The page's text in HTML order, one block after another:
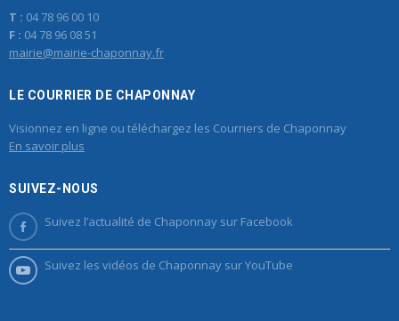
T : 04 78 96 00 10
F : 04 78 96 08 51
mairie@mairie-chaponnay.fr
LE COURRIER DE CHAPONNAY
Visionnez en ligne ou téléchargez les Courriers de Chaponnay
En savoir plus
SUIVEZ-NOUS
Suivez l’actualité de Chaponnay sur Facebook
Suivez les vidéos de Chaponnay sur YouTube